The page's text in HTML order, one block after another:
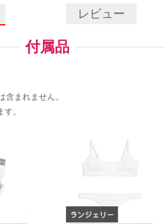
レビュー
付属品
まれません。
。